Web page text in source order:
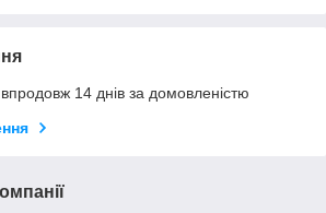
14 днів за домовленістю